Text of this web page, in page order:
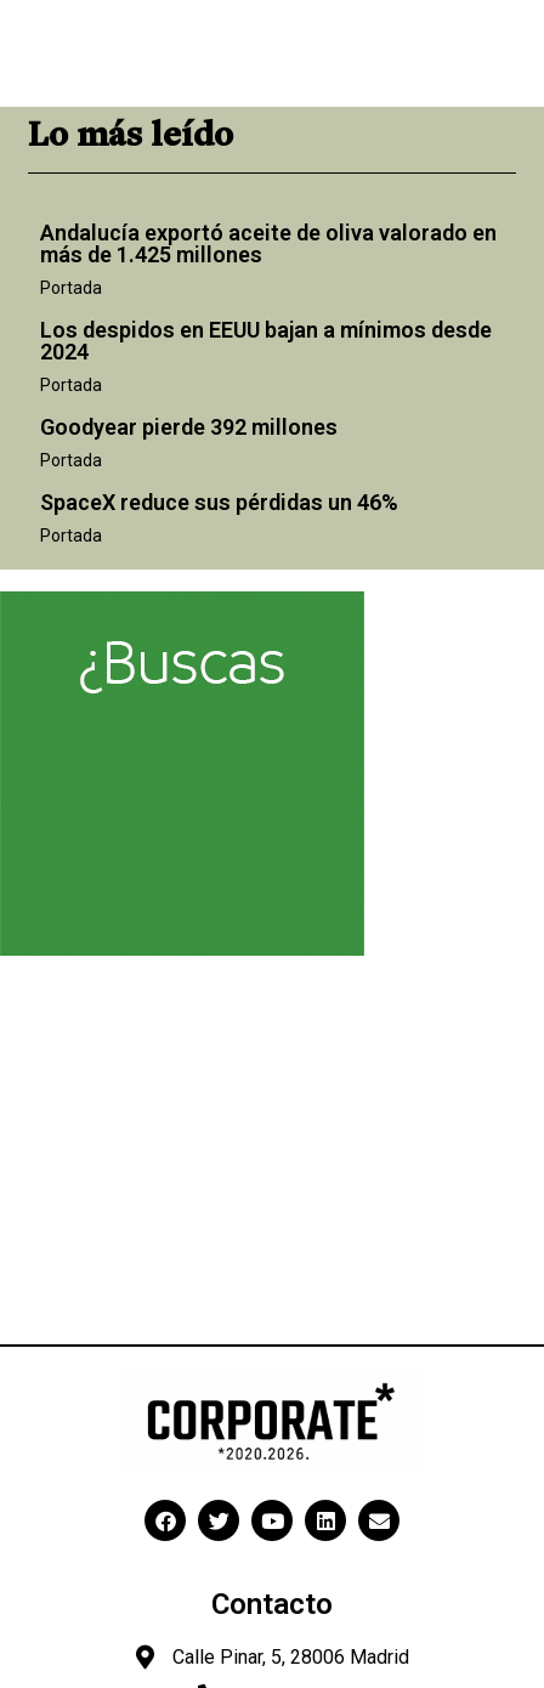
Lo más leído
Andalucía exportó aceite de oliva valorado en
más de 1.425 millones
Portada
Los despidos en EEUU bajan a mínimos desde
2024
Portada
Goodyear pierde 392 millones
Portada
SpaceX reduce sus pérdidas un 46%
Portada
Contacto
Calle Pinar, 5, 28006 Madrid